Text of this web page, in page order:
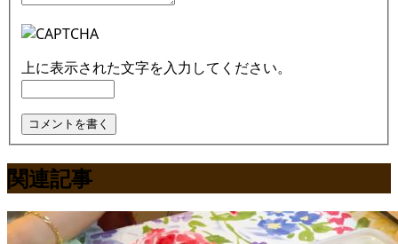
上に表示された文字を入力してください。
関連記事